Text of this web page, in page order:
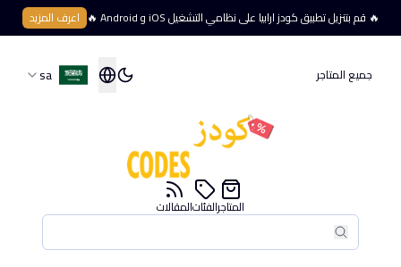
🔥 قم بتنزيل تطبيق كودز ارابيا على نظامي التشغيل iOS و Android 🔥 اعرف المزيد
جميع المتاجر sa
بحث
بحث
المتاجرالفئاتالمقالات